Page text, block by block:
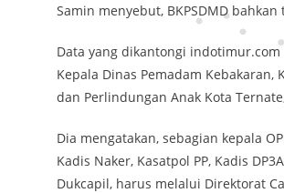
Samin menyebut, BKPSDMD
Data yang dikantongi
Kepala Dinas Pemadam
dan Perlindungan Anak Kota
Dia mengatakan, sebagian kepala
Kadis Naker, Kasatpol PP, Kadis
Dukcapil, harus melalui Direktorat